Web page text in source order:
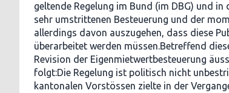
geltende Regelung im Bund (im DBG) und
sehr umstrittenen Besteuerung und der
allerdings davon auszugehen, dass diese
überarbeitet werden müssen.Betreffend
Revision der Eigenmietwertbesteuerung
folgt:Die Regelung ist politisch nicht
kantonalen Vorstössen zielte in der